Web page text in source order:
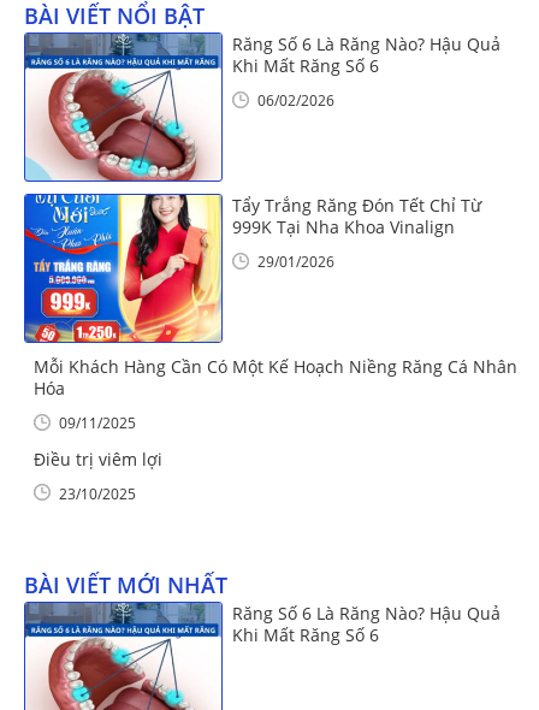
BÀI VIẾT NỔI BẬT
Răng Số 6 Là Răng Nào? Hậu Quả
Khi Mất Răng Số 6
06/02/2026
Tẩy Trắng Răng Đón Tết Chỉ Từ
999K Tại Nha Khoa Vinalign
29/01/2026
Mỗi Khách Hàng Cần Có Một Kế Hoạch Niềng Răng Cá Nhân
Hóa
09/11/2025
Điều trị viêm lợi
23/10/2025
BÀI VIẾT MỚI NHẤT
Răng Số 6 Là Răng Nào? Hậu Quả
Khi Mất Răng Số 6